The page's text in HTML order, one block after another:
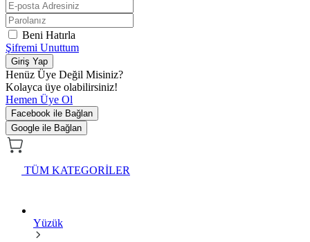
Beni Hatırla
Şifremi Unuttum
Giriş Yap
Henüz Üye Değil Misiniz?
Kolayca üye olabilirsiniz!
Hemen Üye Ol
Facebook ile Bağlan
Google ile Bağlan
TÜM KATEGORİLER
Yüzük